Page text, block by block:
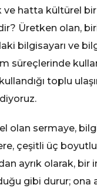
hatta kültürel
Üretken olan,
bilgisayarı ve
toplu
sermaye,
çeşitli üç
ayrık olarak,
gibi durur; ona